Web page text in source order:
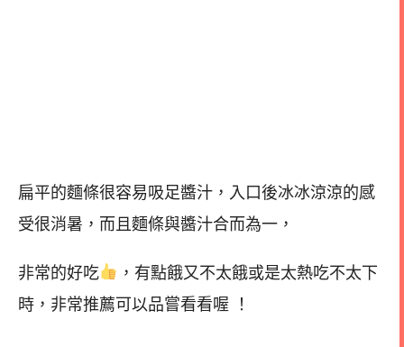
扁平的麵條很容易吸足醬汁，入口後冰冰涼涼的感
受很消暑，而且麵條與醬汁合而為一，
非常的好吃
，有點餓又不太餓或是太熱吃不太下
時，非常推薦可以品嘗看看喔 ！